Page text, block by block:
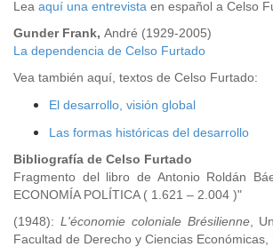
Lea aquí una entrevista en español a Celso
Gunder Frank, André (1929-2005)
La dependencia de Celso Furtado
Vea también aquí, textos de Celso Furtado:
El desarrollo, visión global
Las formas históricas del desarrollo
Bibliografía de Celso Furtado
Fragmento del libro de Antonio Roldán
ECONOMÍA POLÍTICA ( 1.621 – 2.004 )"
(1948): L'économie coloniale Brésilienne,
Facultad de Derecho y Ciencias Económicas,